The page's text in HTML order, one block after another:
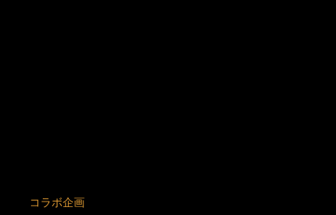
コラボ企画